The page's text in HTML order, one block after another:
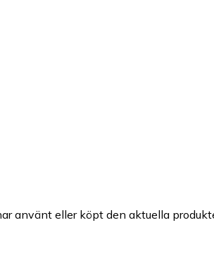
använt eller köpt den aktuella